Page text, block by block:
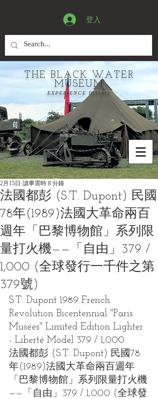
登入
THE BLACK WATER
MUSEUM
EXPERIENCE History
法國都彭 (S.T. Dupont) 民國
78年(1989)法國大革命兩百
週年「巴黎博物館」系列限
量打火機——「自由」379 /
1,000 (全球發行一千件之第
379號)
2月15日 讀畢需時 8 分鐘
S.T. Dupont 1989 French
Revolution Bicentennial "Paris
Musées" Limited Edition Lighter
- Liberté Model 379 / 1,000
法國都彭 (S.T. Dupont) 民國78
年(1989)法國大革命兩百週年
「巴黎博物館」系列限量打火機
——「自由」379 / 1,000 (全球發